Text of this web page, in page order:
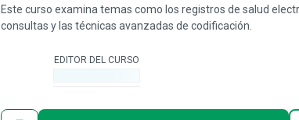
Este curso examina temas como los registros de salud
consultas y las técnicas avanzadas de codificación.
EDITOR DEL CURSO